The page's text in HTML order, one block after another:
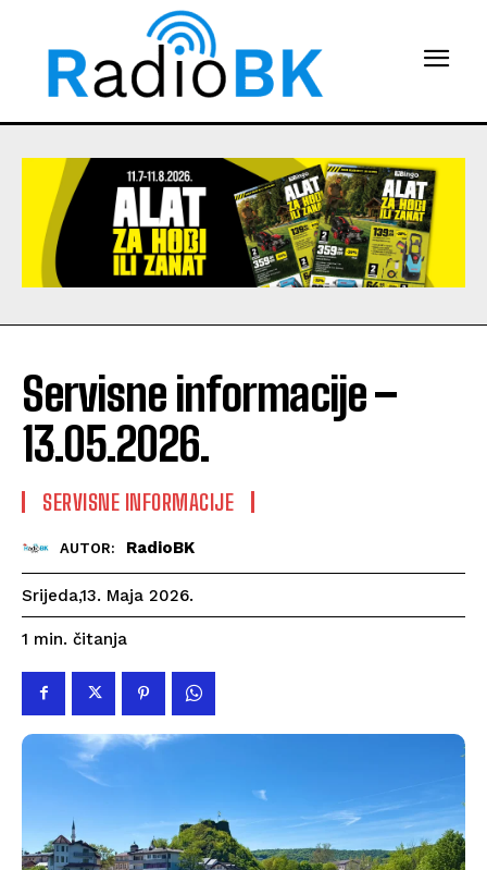
Servisne informacije –
13.05.2026.
SERVISNE INFORMACIJE
AUTOR: RadioBK
Srijeda,13. Maja 2026.
1 min. čitanja